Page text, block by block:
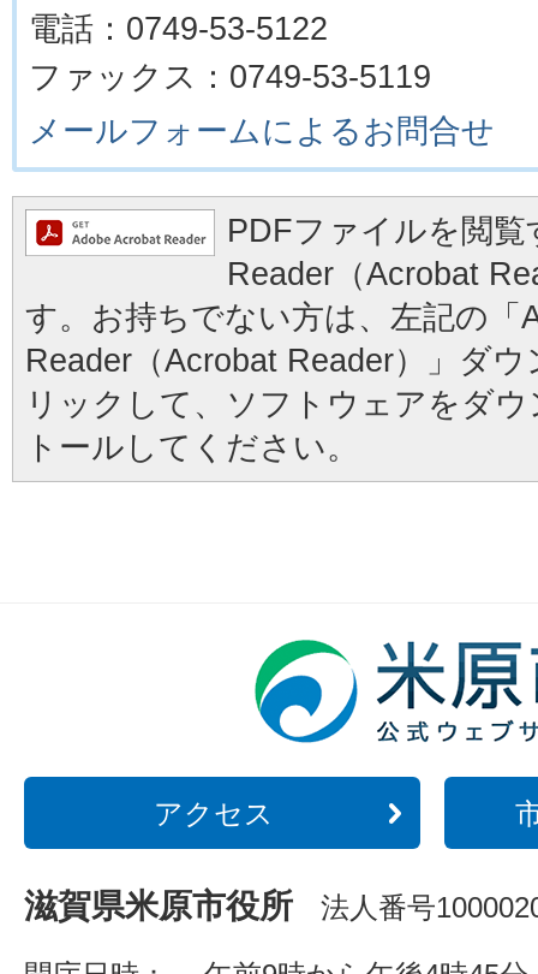
電話：0749-53-5122
ファックス：0749-53-5119
メールフォームによるお問合せ
PDFファイルを閲
Reader（Acrobat
す。お持ちでない方は、左記の「
Reader（Acrobat Reader）」ダ
リックして、ソフトウェアをダ
トールしてください。
アクセス
滋賀県米原市役所 法人番号